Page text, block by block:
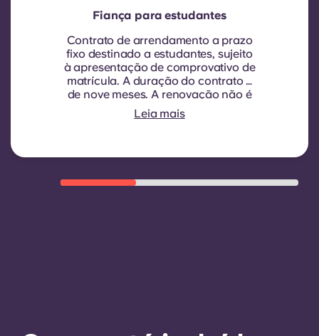
Fiança para estudantes
Contrato de arrendamento a prazo
fixo destinado a estudantes, sujeito
à apresentação de comprovativo de
matrícula. A duração do contrato é
de nove meses. A renovação não é
automática, mas pode ser proposta
através de um novo contrato, sujeita
pagamentos, comportamento
quartos.
Leia mais